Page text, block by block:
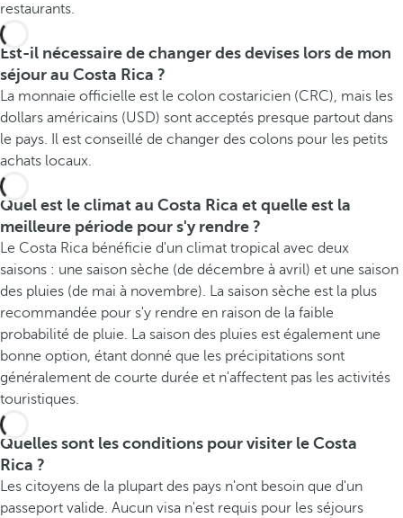
restaurants.
Est-il nécessaire de changer des devises lors de mon
séjour au Costa Rica ?
La monnaie officielle est le colon costaricien (CRC), mais les
dollars américains (USD) sont acceptés presque partout dans
le pays. Il est conseillé de changer des colons pour les petits
achats locaux.
Quel est le climat au Costa Rica et quelle est la
meilleure période pour s'y rendre ?
Le Costa Rica bénéficie d'un climat tropical avec deux
saisons : une saison sèche (de décembre à avril) et une saison
des pluies (de mai à novembre). La saison sèche est la plus
recommandée pour s'y rendre en raison de la faible
probabilité de pluie. La saison des pluies est également une
bonne option, étant donné que les précipitations sont
généralement de courte durée et n'affectent pas les activités
touristiques.
Quelles sont les conditions pour visiter le Costa
Rica ?
Les citoyens de la plupart des pays n'ont besoin que d'un
passeport valide. Aucun visa n'est requis pour les séjours